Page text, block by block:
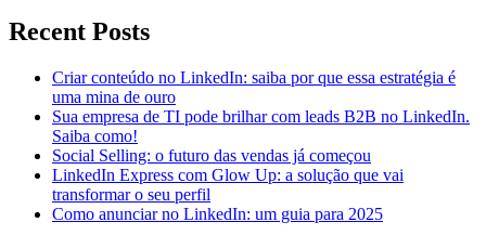
Recent Posts
Criar conteúdo no LinkedIn: saiba por que essa estratégia é
uma mina de ouro
Sua empresa de TI pode brilhar com leads B2B no LinkedIn.
Saiba como!
Social Selling: o futuro das vendas já começou
LinkedIn Express com Glow Up: a solução que vai
transformar o seu perfil
Como anunciar no LinkedIn: um guia para 2025